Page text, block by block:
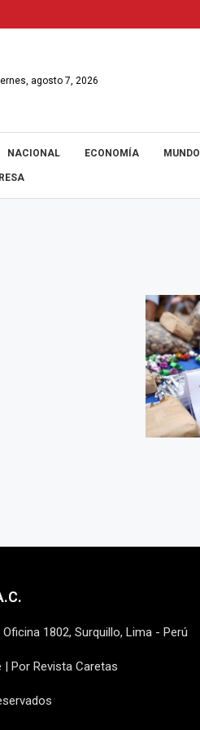
agosto 7, 2026
NACIONAL ECONOMÍA MUNDO
Oficina 1802, Surquillo, Lima - Perú
Por Revista Caretas